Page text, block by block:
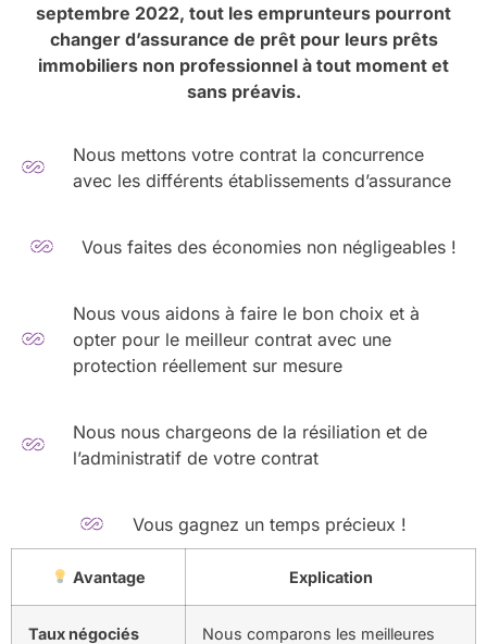
septembre 2022, tout les emprunteurs pourront
changer d’assurance de prêt pour leurs prêts
immobiliers non professionnel à tout moment et
sans préavis.
Nous mettons votre contrat la concurrence
avec les différents établissements d’assurance
Vous faites des économies non négligeables !
Nous vous aidons à faire le bon choix et à
opter pour le meilleur contrat avec une
protection réellement sur mesure
Nous nous chargeons de la résiliation et de
l’administratif de votre contrat
Vous gagnez un temps précieux !
Avantage Explication
Taux négociés
Nous comparons les meilleures